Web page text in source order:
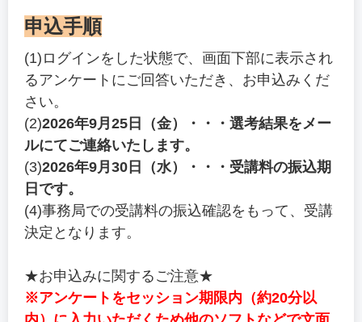
申込手順
(1)ログインをした状態で、画面下部に表示され
るアンケートにご回答いただき、お申込みくだ
さい。
(2)2026年9月25日（金）・・・選考結果をメー
ルにてご連絡いたします。
(3)2026年9月30日（水）・・・受講料の振込期
日です。
(4)事務局での受講料の振込確認をもって、受講
決定となります。
★お申込みに関するご注意★
※アンケートをセッション期限内（約20分以